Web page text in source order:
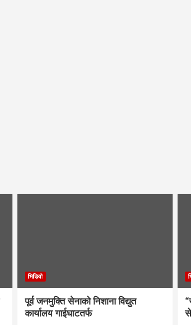
भिडियाे
पूर्व जनमुक्ति सेनाको निशाना विद्युत
कार्यालय गाईघाटतर्फ